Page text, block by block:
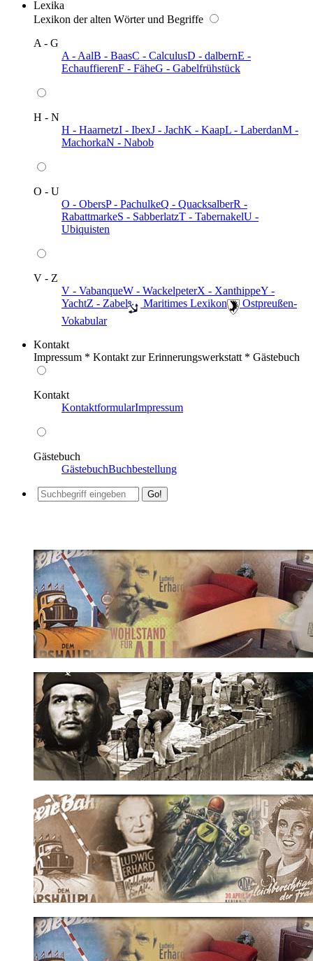
Lexika
Lexikon der alten Wörter und Begriffe
A - G
A - AalB - BaasC - CalculusD - dalbernE -
EchauffierenF - FäheG - Gabelfrühstück
H - N
H - HaarnetzI - IbexJ - JachK - KaapL - LaberdanM -
MachorkaN - Nabob
O - U
O - ObersP - PachulkeQ - QuacksalberR -
RabattmarkeS - SabberlatzT - TabernakelU -
Ubiquisten
V - Z
V - VabanqueW - WackelpeterX - XanthippeY -
YachtZ - Zabel ️ Maritimes Lexikon
️ Ostpreußen-
Vokabular
Kontakt
Impressum * Kontakt zur Erinnerungswerkstatt * Gästebuch
Kontakt
KontaktformularImpressum
Gästebuch
GästebuchBuchbestellung